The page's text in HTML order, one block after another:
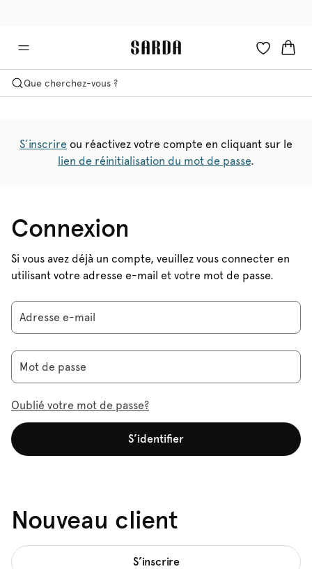
Que cherchez-vous ?
S’inscrire ou réactivez votre compte en cliquant sur le
lien de réinitialisation du mot de passe.
Connexion
Si vous avez déjà un compte, veuillez vous connecter en
utilisant votre adresse e-mail et votre mot de passe.
Adresse e-mail
Mot de passe
Oublié votre mot de passe?
S’identifier
Nouveau client
S’inscrire